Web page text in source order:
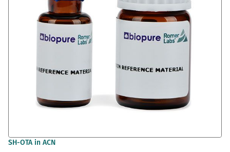
Zum
SH-OTA in ACN